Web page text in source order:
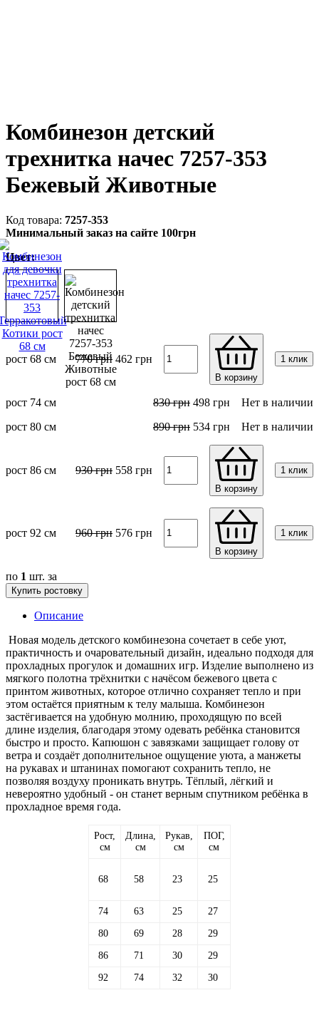
Комбинезон детский
трехнитка начес 7257-353
Бежевый Животные
7257-353
Минимальный заказ на сайте 100грн
Цвет:
рост 68 см 770грн 462 грн
В корзину
1 клик
рост 74 см 830грн 498 грн
Нет в наличии
рост 80 см
890грн 534 грн Нет в наличии
рост 86 см 930грн 558 грн
В корзину
1 клик
рост 92 см 960грн 576 грн
В корзину
1 клик
по 1 шт. за
Купить ростовку
Описание
Новая модель детского комбинезона сочетает в себе уют,
практичность и очаровательный дизайн, идеально подходя для
прохладных прогулок и домашних игр. Изделие выполнено из
мягкого полотна трёхнитки с начёсом бежевого цвета с
принтом животных, которое отлично сохраняет тепло и при
этом остаётся приятным к телу малыша. Комбинезон
застёгивается на удобную молнию, проходящую по всей
длине изделия, благодаря этому одевать ребёнка становится
быстро и просто. Капюшон с завязками защищает голову от
ветра и создаёт дополнительное ощущение уюта, а манжеты
на рукавах и штанинах помогают сохранить тепло, не
позволяя воздуху проникать внутрь. Тёплый, лёгкий и
невероятно удобный - он станет верным спутником ребёнка в
прохладное время года.
Рост,
см
Длина,
см
Рукав,
см
ПОГ,
см
68 58 23 25
74 63 25 27
80 69 28 29
86 71 30 29
92 74 32 30